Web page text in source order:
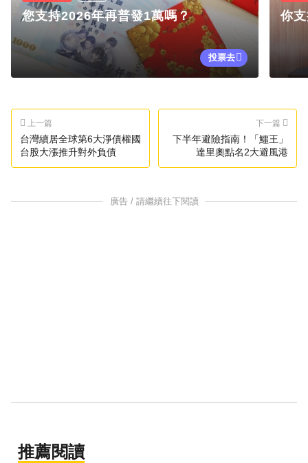
您支持2026年再普發1萬嗎？
投票去
你
上一篇
台灣續居全球第6大淨債權國
台股大漲推升對外負債
下一篇
下半年避險指南！「鱷王」
達里奧點名2大避風港
廣告 / 請繼續往下閱讀
推薦閱讀